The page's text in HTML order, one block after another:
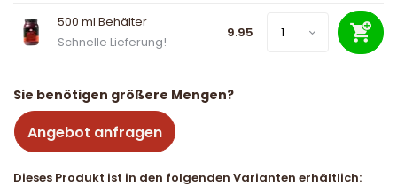
500 ml Behälter
Schnelle Lieferung!
9.95
Sie benötigen größere Mengen?
Angebot anfragen
Dieses Produkt ist in den folgenden Varianten erhältlich: